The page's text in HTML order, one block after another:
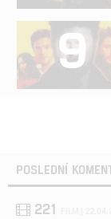
9
POSLEDNÍ
221